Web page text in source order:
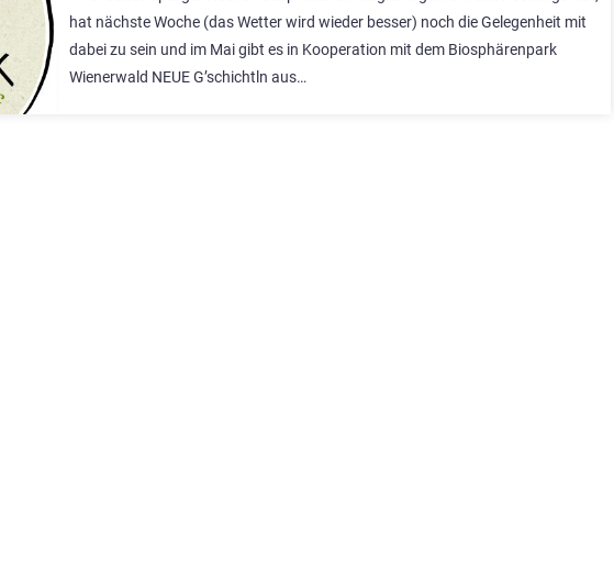
hat nächste Woche (das Wetter wird wieder besser) noch die Gelegenheit mit
dabei zu sein und im Mai gibt es in Kooperation mit dem Biosphärenpark
Wienerwald NEUE G’schichtln aus…